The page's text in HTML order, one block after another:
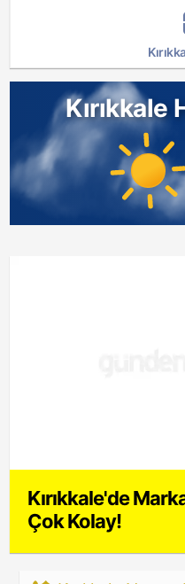
Kırıkkale
Kırıkkale'de
Çok Kolay!